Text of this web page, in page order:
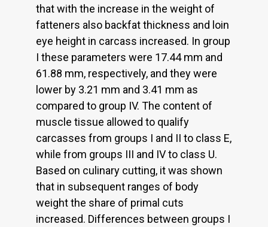
that with the increase in the weight of
fatteners also backfat thickness and loin
eye height in carcass increased. In group
I these parameters were 17.44 mm and
61.88 mm, respectively, and they were
lower by 3.21 mm and 3.41 mm as
compared to group IV. The content of
muscle tissue allowed to qualify
carcasses from groups I and II to class E,
while from groups III and IV to class U.
Based on culinary cutting, it was shown
that in subsequent ranges of body
weight the share of primal cuts
increased. Differences between groups I